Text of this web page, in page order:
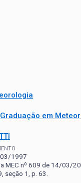
em
1997
MEC nº 609 de 14/03/
seção 1, p. 63.